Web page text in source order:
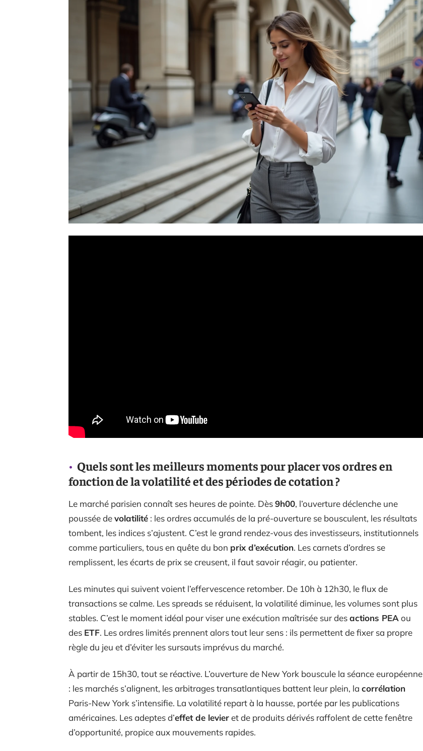
Quels sont les meilleurs moments pour placer vos ordres en
fonction de la volatilité et des périodes de cotation ?
Le marché parisien connaît ses heures de pointe. Dès9h00, l’ouverture déclenche une
poussée devolatilité : les ordres accumulés de la pré-ouverture se bousculent, les résultats
tombent, les indices s’ajustent. C’est le grand rendez-vous des investisseurs, institutionnels
comme particuliers, tous en quête du bon prix d’exécution. Les carnets d’ordres se
remplissent, les écarts de prix se creusent, il faut savoir réagir, ou patienter.
Les minutes qui suivent voient l’effervescence retomber. De 10h à 12h30, le flux de
transactions se calme. Les spreads se réduisent, la volatilité diminue, les volumes sont plus
stables. C’est le moment idéal pour viser une exécution maîtrisée sur desactions PEA ou
des ETF. Les ordres limités prennent alors tout leur sens : ils permettent de fixer sa propre
règle du jeu et d’éviter les sursauts imprévus du marché.
À partir de 15h30, tout se réactive. L’ouverture de New York bouscule la séance européenne
: les marchés s’alignent, les arbitrages transatlantiques battent leur plein, la corrélation
Paris-New York s’intensifie. La volatilité repart à la hausse, portée par les publications
américaines. Les adeptes d’effet de levieret de produits dérivés raffolent de cette fenêtre
d’opportunité, propice aux mouvements rapides.